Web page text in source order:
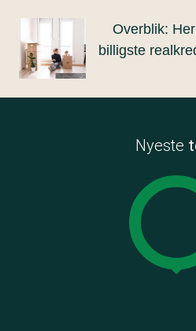
Overblik:
billigste
Nyeste